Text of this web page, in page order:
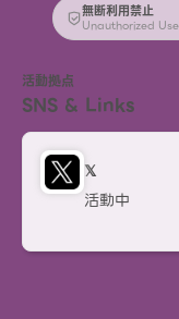
無断利用禁止
Unauthorized
活動拠点
SNS & Links
𝕏
活動中